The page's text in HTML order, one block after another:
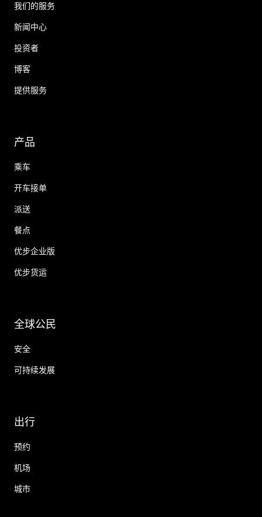
我们的服务
新闻中心
投资者
博客
提供服务
产品
乘车
开车接单
派送
餐点
优步企业版
优步货运
全球公民
安全
可持续发展
出行
预约
机场
城市